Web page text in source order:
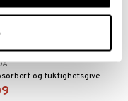
Sensitive Hand
Lettabsorbert og fuktighetsgivende håndkrem som beroliger irritert hud.